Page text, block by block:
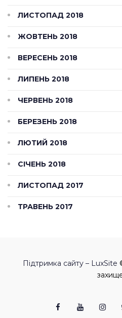
ЛИСТОПАД 2018
ЖОВТЕНЬ 2018
ВЕРЕСЕНЬ 2018
ЛИПЕНЬ 2018
ЧЕРВЕНЬ 2018
БЕРЕЗЕНЬ 2018
ЛЮТИЙ 2018
СІЧЕНЬ 2018
ЛИСТОПАД 2017
ТРАВЕНЬ 2017
Підтримка сайту – LuxSite